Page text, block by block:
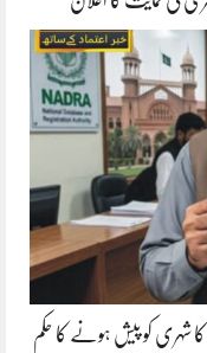
کا شہری کو پیش ہونے کا حکم